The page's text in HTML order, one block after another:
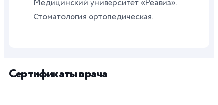
Медицинский университет «Реавиз».
Стоматология ортопедическая.
Сертификаты врача